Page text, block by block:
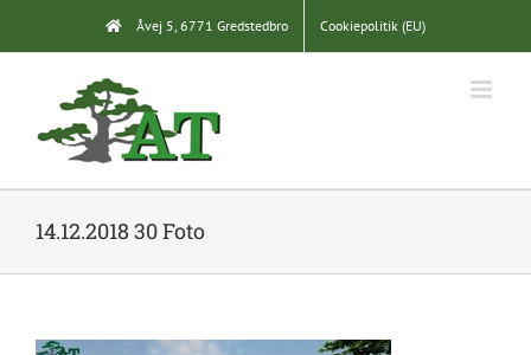
content
Åvej 5, 6771 Gredstedbro Cookiepolitik (EU)
14.12.2018 30 Foto